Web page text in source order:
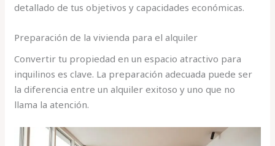
detallado de tus objetivos y capacidades económicas.
Preparación de la vivienda para el alquiler
Convertir tu propiedad en un espacio atractivo para
inquilinos es clave. La preparación adecuada puede ser
la diferencia entre un alquiler exitoso y uno que no
llama la atención.